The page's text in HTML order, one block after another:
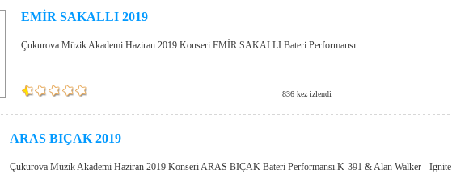
EMİR SAKALLI 2019
Çukurova Müzik Akademi Haziran 2019 Konseri EMİR SAKALLI Bateri Performansı.
836 kez izlendi
ARAS BIÇAK 2019
Çukurova Müzik Akademi Haziran 2019 Konseri ARAS BIÇAK Bateri Performansı.K-391 & Alan Walker - Ignite